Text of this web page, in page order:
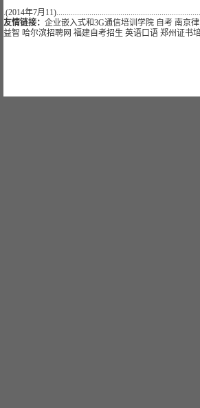
.(2014年7月
友情链接： 企业嵌入式和3G通信培训学院 自考 南京
益智 哈尔滨招聘网 福建自考招生 英语口语 郑州证书